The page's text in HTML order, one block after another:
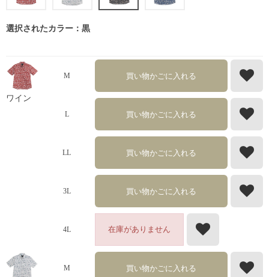
選択されたカラー：黒
ワイン
M 買い物かごに入れる
L 買い物かごに入れる
LL 買い物かごに入れる
3L 買い物かごに入れる
4L 在庫がありません
M 買い物かごに入れる